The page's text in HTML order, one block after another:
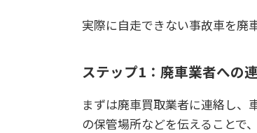
実際に自走できない事故車を廃
ステップ1：廃車業者への
まずは廃車買取業者に連絡し、
の保管場所などを伝えることで